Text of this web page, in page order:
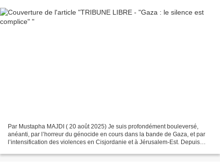
Par Mustapha MAJDI ( 20 août 2025) Je suis profondément bouleversé,
anéanti, par l’horreur du génocide en cours dans la bande de Gaza, et par
l’intensification des violences en Cisjordanie et à Jérusalem-Est. Depuis